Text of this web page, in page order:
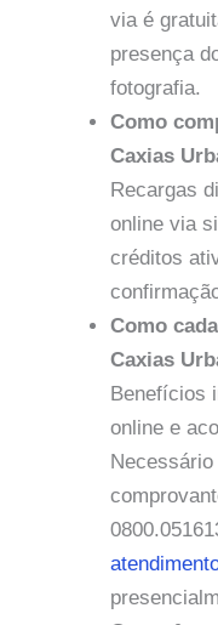
via é
presença
fotografia.
Como
Caxias
Recargas
online via
créditos
Como
Caxias
Benefícios
online e